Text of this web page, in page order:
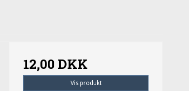
12,00 DKK
Vis produkt